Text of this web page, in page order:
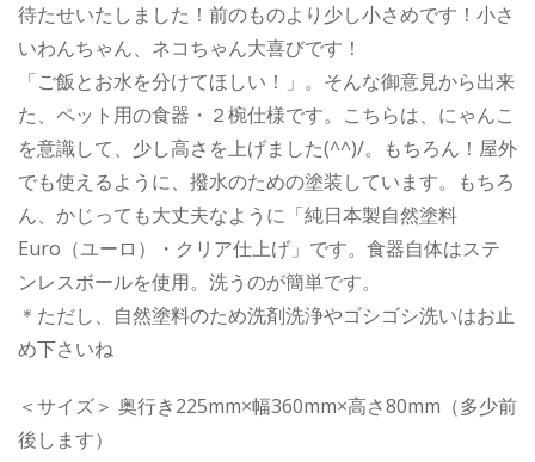
待たせいたしました！前のものより少し小さめです！小さ
いわんちゃん、ネコちゃん大喜びです！
「ご飯とお水を分けてほしい！」。そんな御意見から出来
た、ペット用の食器・２椀仕様です。こちらは、にゃんこ
を意識して、少し高さを上げました(^^)/。もちろん！屋外
でも使えるように、撥水のための塗装しています。もちろ
ん、かじっても大丈夫なように「純日本製自然塗料
Euro（ユーロ）・クリア仕上げ」です。食器自体はステ
ンレスボールを使用。洗うのが簡単です。
＊ただし、自然塗料のため洗剤洗浄やゴシゴシ洗いはお止
め下さいね
＜サイズ＞ 奥行き225mm×幅360mm×高さ80mm（多少前
後します）